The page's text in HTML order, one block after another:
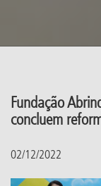
Fundação
concluem
02/12/2022